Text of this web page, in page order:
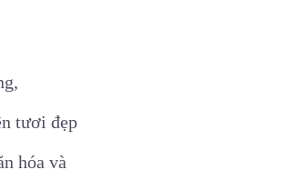
tươi đẹp
hóa và